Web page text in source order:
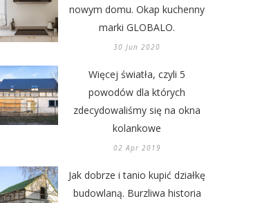
nowym domu. Okap kuchenny
marki GLOBALO.
30 Jun 2020
Więcej światła, czyli 5
powodów dla których
zdecydowaliśmy się na okna
kolankowe
02 Apr 2019
Jak dobrze i tanio kupić działkę
budowlaną. Burzliwa historia